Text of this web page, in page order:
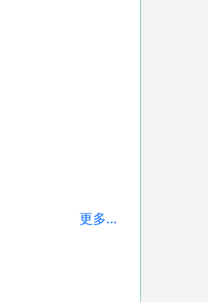
更多...